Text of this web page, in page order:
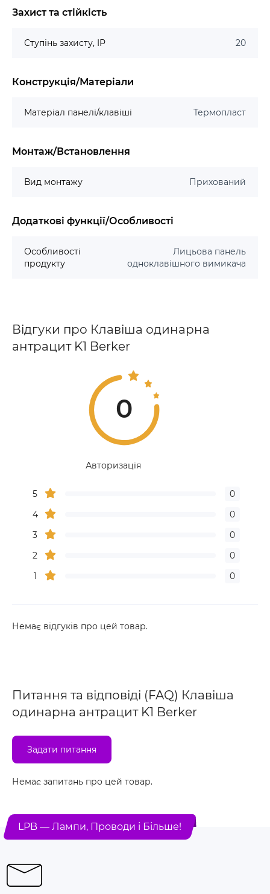
Захист та стійкість
Ступінь захисту, IP 20
Конструкція/Матеріали
Матеріал панелі/клавіші Термопласт
Монтаж/Встановлення
Вид монтажу Прихований
Додаткові функції/Особливості
Особливості
продукту
Лицьова панель
одноклавішного вимикача
Відгуки про Клавіша одинарна
антрацит K1 Berker
0
Авторизація
5
0
4
0
3
0
2
0
1
0
Немає відгуків про цей товар.
Питання та відповіді (FAQ) Клавіша
одинарна антрацит K1 Berker
Задати питання
Немає запитань про цей товар.
LPB — Лампи, Проводи і Більше!